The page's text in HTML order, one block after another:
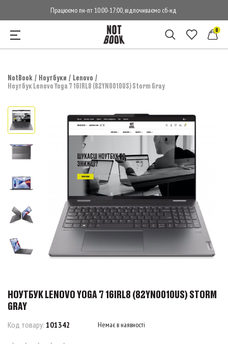
Працюємо пн-пт 10:00-17:00, відпочиваємо сб-нд
0
NotBook Ноутбуки
Lenovo
Ноутбук Lenovo Yoga 7 16IRL8 (82YN0010US) Storm Gray
НОУТБУК LENOVO YOGA 7 16IRL8 (82YN0010US) STORM
GRAY
Код товару: 101342 Немає в наявності